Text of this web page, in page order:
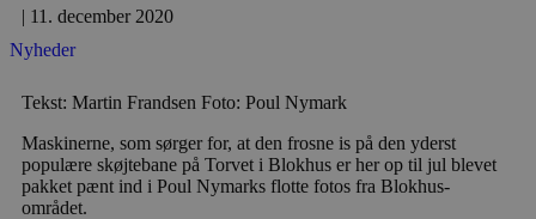
| 11. december 2020
Nyheder
Tekst: Martin Frandsen Foto: Poul Nymark
Maskinerne, som sørger for, at den frosne is på den yderst
populære skøjtebane på Torvet i Blokhus er her op til jul blevet
pakket pænt ind i Poul Nymarks flotte fotos fra Blokhus-
området.